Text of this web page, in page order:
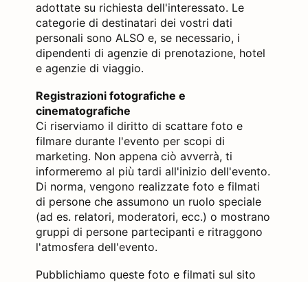
adottate su richiesta dell'interessato. Le
categorie di destinatari dei vostri dati
personali sono ALSO e, se necessario, i
dipendenti di agenzie di prenotazione, hotel
e agenzie di viaggio.
Registrazioni fotografiche e
cinematografiche
Ci riserviamo il diritto di scattare foto e
filmare durante l'evento per scopi di
marketing. Non appena ciò avverrà, ti
informeremo al più tardi all'inizio dell'evento.
Di norma, vengono realizzate foto e filmati
di persone che assumono un ruolo speciale
(ad es. relatori, moderatori, ecc.) o mostrano
gruppi di persone partecipanti e ritraggono
l'atmosfera dell'evento.
Pubblichiamo queste foto e filmati sul sito